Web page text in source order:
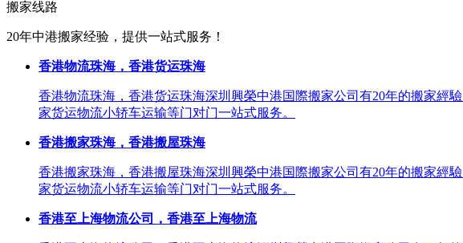
搬家线路
20年中港搬家经验，提供一站式服务！
香港物流珠海，香港货运珠海
香港物流珠海，香港货运珠海深圳興榮中港国際搬家公司有20年的搬家經
家货运物流小轿车运输等门对门一站式服务。
香港搬家珠海，香港搬屋珠海
香港搬家珠海，香港搬屋珠海深圳興榮中港国際搬家公司有20年的搬家經
家货运物流小轿车运输等门对门一站式服务。
香港至上海物流公司，香港至上海物流